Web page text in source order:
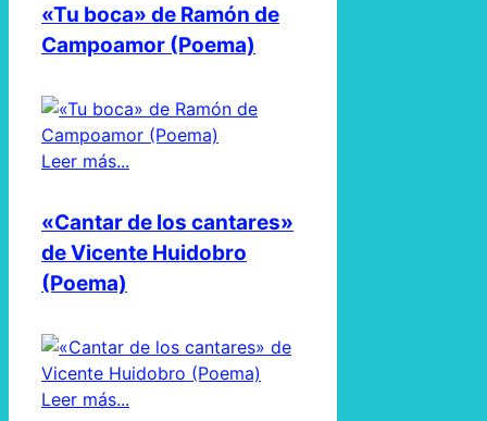
«Tu boca» de Ramón de
Campoamor (Poema)
Leer más...
«Cantar de los cantares»
de Vicente Huidobro
(Poema)
Leer más...